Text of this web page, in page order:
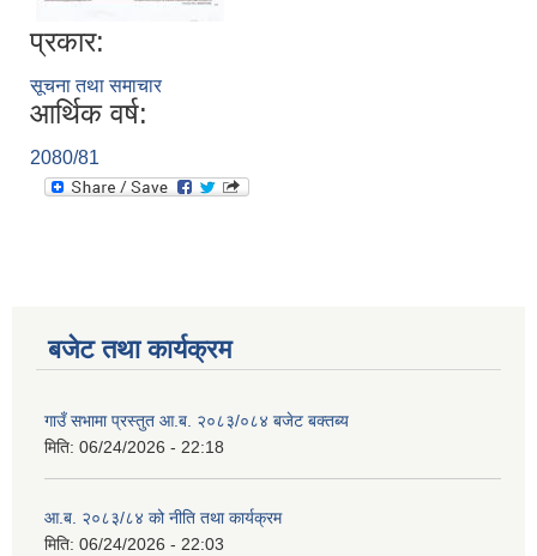
प्रकार:
सूचना तथा समाचार
आर्थिक वर्ष:
2080/81
बजेट तथा कार्यक्रम
गाउँ सभामा प्रस्तुत आ.ब. २०८३/०८४ बजेट बक्तब्य
मिति: 06/24/2026 - 22:18
आ.ब. २०८३/८४ को नीति तथा कार्यक्रम
मिति: 06/24/2026 - 22:03